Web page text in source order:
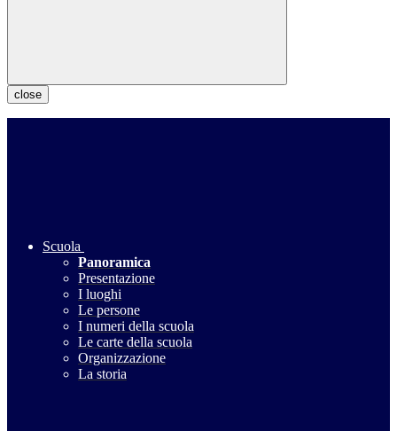
close
Scuola
Panoramica
Presentazione
I luoghi
Le persone
I numeri della scuola
Le carte della scuola
Organizzazione
La storia